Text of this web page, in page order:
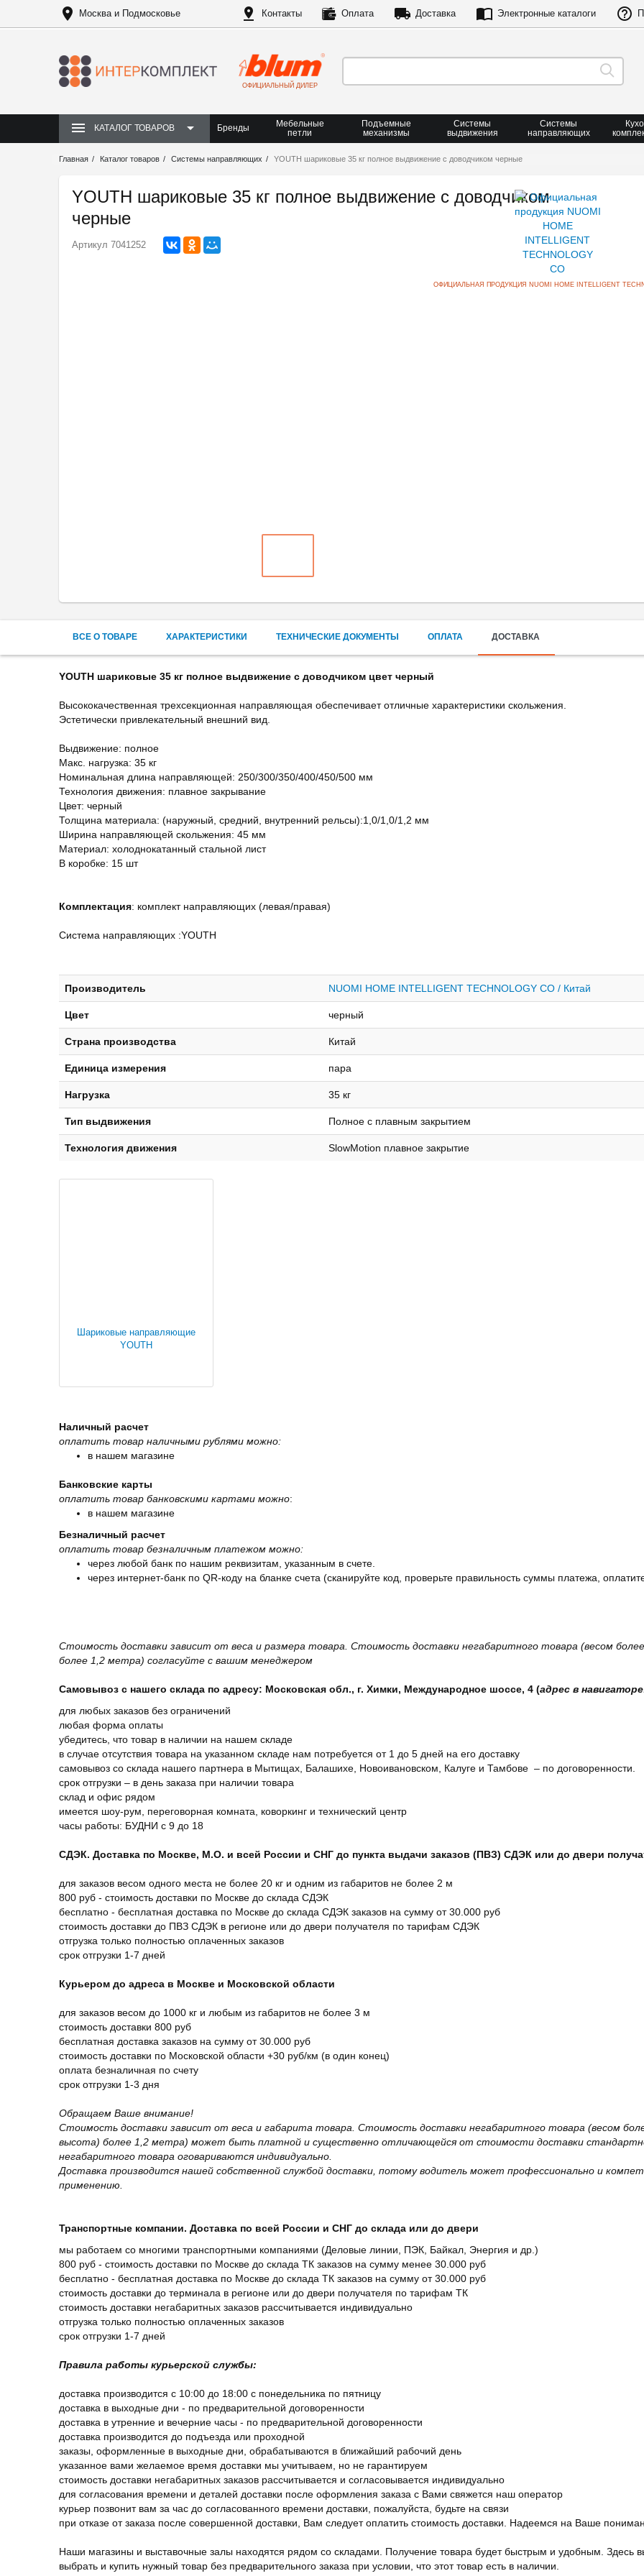
Москва и Подмосковье Контакты Оплата Доставка Электронные каталоги
ОФИЦИАЛЬНЫЙ ДИЛЕР
КАТАЛОГ ТОВАРОВ Бренды
Мебельные
петли
Подъемные
механизмы
Системы
выдвижения
Системы
направляющих
Главная Каталог товаров Системы направляющих YOUTH шариковые 35 кг полное выдвижение с доводчиком черные
YOUTH шариковые 35 кг полное выдвижение с доводчиком
черные
ОФИЦИАЛЬНАЯ ПРОДУКЦИЯ NUOMI HOME INTELLIGENT
Артикул 7041252
ВСЕ О ТОВАРЕ ХАРАКТЕРИСТИКИ ТЕХНИЧЕСКИЕ ДОКУМЕНТЫ ОПЛАТА ДОСТАВКА
YOUTH шариковые 35 кг полное выдвижение с доводчиком цвет черный
Высококачественная трехсекционная направляющая обеспечивает отличные характеристики скольжения.
Эстетически привлекательный внешний вид.
Выдвижение: полное
Макс. нагрузка: 35 кг
Номинальная длина направляющей: 250/300/350/400/450/500 мм
Технология движения: плавное закрывание
Цвет: черный
Толщина материала: (наружный, средний, внутренний рельсы):1,0/1,0/1,2 мм
Ширина направляющей скольжения: 45 мм
Материал: холоднокатанный стальной лист
В коробке: 15 шт
Комплектация: комплект направляющих (левая/правая)
Система направляющих :YOUTH
Производитель NUOMI HOME INTELLIGENT TECHNOLOGY CO / Китай
Цвет черный
Страна производства Китай
Единица измерения пара
Нагрузка 35 кг
Тип выдвижения Полное с плавным закрытием
Технология движения SlowMotion плавное закрытие
Шариковые направляющие
YOUTH
Наличный расчет
оплатить товар наличными рублями можно:
в нашем магазине
Банковские карты
оплатить товар банковскими картами можно:
в нашем магазине
Безналичный расчет
оплатить товар безналичным платежом можно:
через любой банк по нашим реквизитам, указанным в счете.
через интернет-банк по QR-коду на бланке счета (сканируйте код, проверьте правильность суммы платежа,
Стоимость доставки зависит от веса и размера товара. Стоимость доставки негабаритного товара (весом
более 1,2 метра) согласуйте с вашим менеджером
Самовывоз с нашего склада по адресу: Московская обл., г. Химки, Международное шоссе, 4 (адрес в
для любых заказов без ограничений
любая форма оплаты
убедитесь, что товар в наличии на нашем складе
в случае отсутствия товара на указанном складе нам потребуется от 1 до 5 дней на его доставку
самовывоз со склада нашего партнера в Мытищах, Балашихе, Новоивановском, Калуге и Тамбове – по договоренности.
срок отгрузки – в день заказа при наличии товара
склад и офис рядом
имеется шоу-рум, переговорная комната, коворкинг и технический центр
часы работы: БУДНИ с 9 до 18
СДЭК. Доставка по Москве, М.О. и всей России и СНГ до пункта выдачи заказов (ПВЗ) СДЭК или до двери
для заказов весом одного места не более 20 кг и одним из габаритов не более 2 м
800 руб - стоимость доставки по Москве до склада СДЭК
бесплатно - бесплатная доставка по Москве до склада СДЭК заказов на сумму от 30.000 руб
стоимость доставки до ПВЗ СДЭК в регионе или до двери получателя по тарифам СДЭК
отгрузка только полностью оплаченных заказов
срок отгрузки 1-7 дней
Курьером до адреса в Москве и Московской области
для заказов весом до 1000 кг и любым из габаритов не более 3 м
стоимость доставки 800 руб
бесплатная доставка заказов на сумму от 30.000 руб
стоимость доставки по Московской области +30 руб/км (в один конец)
оплата безналичная по счету
срок отгрузки 1-3 дня
Обращаем Ваше внимание!
Стоимость доставки зависит от веса и габарита товара. Стоимость доставки негабаритного товара (весом
высота) более 1,2 метра) может быть платной и существенно отличающейся от стоимости доставки
негабаритного товара оговариваются индивидуально.
Доставка производится нашей собственной службой доставки, потому водитель может профессионально и
применению.
Транспортные компании. Доставка по всей России и СНГ до склада или до двери
мы работаем со многими транспортными компаниями (Деловые линии, ПЭК, Байкал, Энергия и др.)
800 руб - стоимость доставки по Москве до склада ТК заказов на сумму менее 30.000 руб
бесплатно - бесплатная доставка по Москве до склада ТК заказов на сумму от 30.000 руб
стоимость доставки до терминала в регионе или до двери получателя по тарифам ТК
стоимость доставки негабаритных заказов рассчитывается индивидуально
отгрузка только полностью оплаченных заказов
срок отгрузки 1-7 дней
Правила работы курьерской службы:
доставка производится с 10:00 до 18:00 с понедельника по пятницу
доставка в выходные дни - по предварительной договоренности
доставка в утренние и вечерние часы - по предварительной договоренности
доставка производится до подъезда или проходной
заказы, оформленные в выходные дни, обрабатываются в ближайший рабочий день
указанное вами желаемое время доставки мы учитываем, но не гарантируем
стоимость доставки негабаритных заказов рассчитывается и согласовывается индивидуально
для согласования времени и деталей доставки после оформления заказа с Вами свяжется наш оператор
курьер позвонит вам за час до согласованного времени доставки, пожалуйста, будьте на связи
при отказе от заказа после совершенной доставки, Вам следует оплатить стоимость доставки. Надеемся на Ваше
Наши магазины и выставочные залы находятся рядом со складами. Получение товара будет быстрым и удобным. Здесь
выбрать и купить нужный товар без предварительного заказа при условии, что этот товар есть в наличии.